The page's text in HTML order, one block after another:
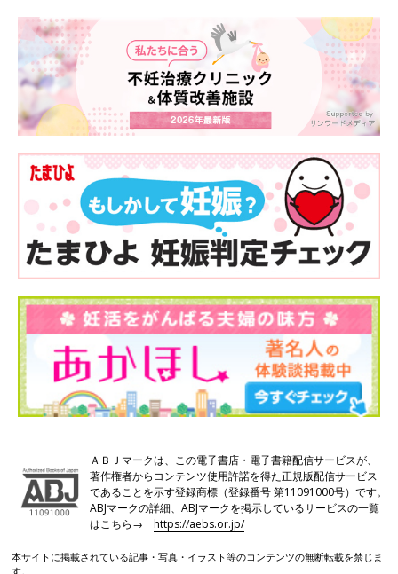
ＡＢＪマークは、この電子書店・電子書籍配信サービスが、
著作権者からコンテンツ使用許諾を得た正規版配信サービス
であることを示す登録商標（登録番号 第11091000号）です。
ABJマークの詳細、ABJマークを掲示しているサービスの一覧
はこちら→https://aebs.or.jp/
本サイトに掲載されている記事・写真・イラスト等のコンテンツの無断転載を禁じま
す。